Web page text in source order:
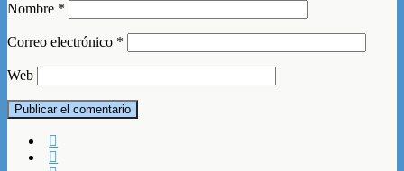
Nombre *
Correo electrónico *
Web